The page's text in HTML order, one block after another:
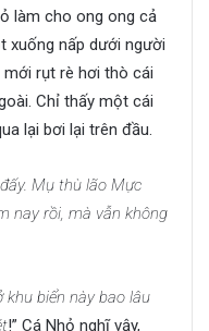
làm cho ong ong cả
xuống nấp dưới người
rụt rè hơi thò cái
Chỉ thấy một cái
lại bơi lại trên đầu.
Mụ thù lão Mực
nay rồi, mà vẫn không
khu biển này bao lâu
!” Cá Nhỏ nghĩ vậy,